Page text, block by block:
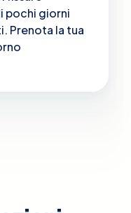
pochi giorni
Prenota la tua